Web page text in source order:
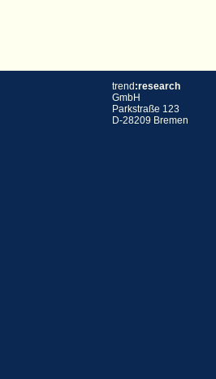
trend :research
GmbH
Parkstraße 123
D-28209 Bremen